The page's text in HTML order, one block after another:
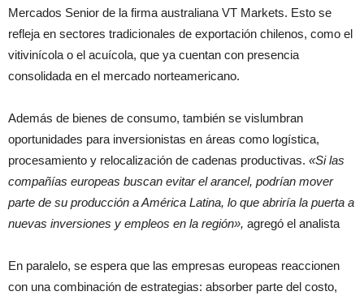
Mercados Senior de la firma australiana VT Markets. Esto se
refleja en sectores tradicionales de exportación chilenos, como el
vitivinícola o el acuícola, que ya cuentan con presencia
consolidada en el mercado norteamericano.
Además de bienes de consumo, también se vislumbran
oportunidades para inversionistas en áreas como logística,
procesamiento y relocalización de cadenas productivas. «Si las
compañías europeas buscan evitar el arancel, podrían mover
parte de su producción a América Latina, lo que abriría la puerta a
nuevas inversiones y empleos en la región», agregó el analista
En paralelo, se espera que las empresas europeas reaccionen
con una combinación de estrategias: absorber parte del costo,